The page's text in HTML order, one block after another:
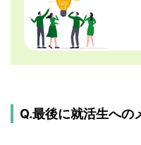
Q.最後に就活生への